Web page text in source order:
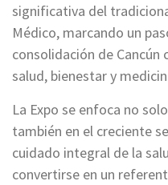
significativa del
Médico, marcando un
consolidación de
salud, bienestar y
La Expo se enfoca no
también en el creciente
cuidado integral de la
convertirse en un